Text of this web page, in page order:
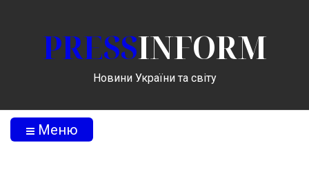
PRESSINFORM
Новини України та світу
Меню